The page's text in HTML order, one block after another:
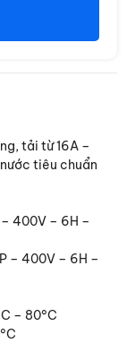
tải từ 16A –
tiêu chuẩn
400V – 6H –
– 400V – 6H –
– 80°C